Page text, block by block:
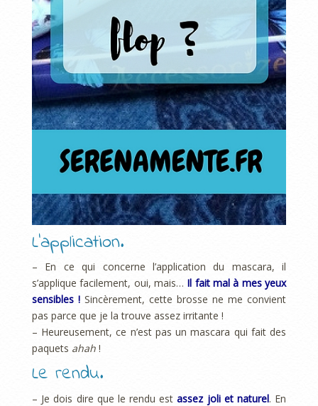
L’application.
– En ce qui concerne l’application du mascara, il
s’applique facilement, oui, mais… Il fait mal à mes yeux
sensibles ! Sincèrement, cette brosse ne me convient
pas parce que je la trouve assez irritante !
– Heureusement, ce n’est pas un mascara qui fait des
paquets ahah !
Le rendu.
– Je dois dire que le rendu estassez joli et naturel. En